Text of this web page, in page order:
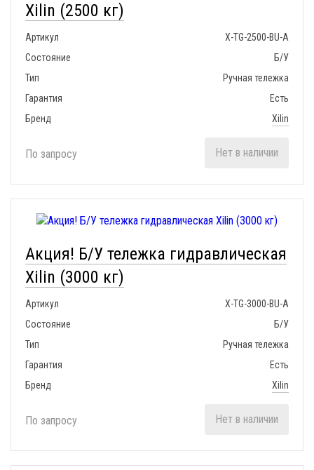
Xilin (2500 кг)
Артикул
X-TG-2500-BU-A
Состояние
Б/У
Тип
Ручная тележка
Гарантия
Есть
Бренд
Xilin
По запросу Нет в наличии
Акция! Б/У тележка гидравлическая
Xilin (3000 кг)
Артикул
X-TG-3000-BU-A
Состояние
Б/У
Тип
Ручная тележка
Гарантия
Есть
Бренд
Xilin
По запросу Нет в наличии